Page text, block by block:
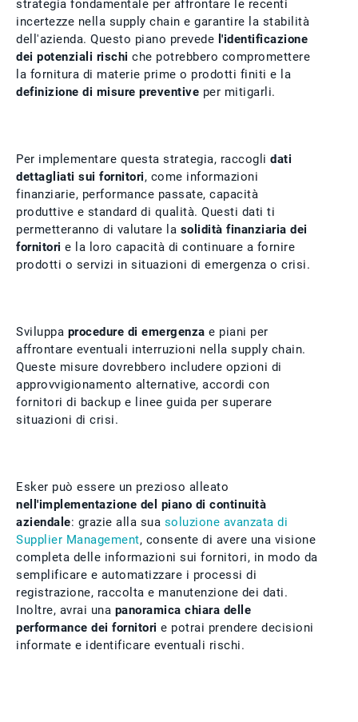
strategia fondamentale per affrontare le recenti
incertezze nella supply chain e garantire la stabilità
dell'azienda. Questo piano prevede l'identificazione
dei potenziali rischi che potrebbero compromettere
la fornitura di materie prime o prodotti finiti e la
definizione di misure preventive per mitigarli.
Per implementare questa strategia, raccogli dati
dettagliati sui fornitori, come informazioni
finanziarie, performance passate, capacità
produttive e standard di qualità. Questi dati ti
permetteranno di valutare la solidità finanziaria dei
fornitori e la loro capacità di continuare a fornire
prodotti o servizi in situazioni di emergenza o crisi.
Sviluppa procedure di emergenza e piani per
affrontare eventuali interruzioni nella supply chain.
Queste misure dovrebbero includere opzioni di
approvvigionamento alternative, accordi con
fornitori di backup e linee guida per superare
situazioni di crisi.
Esker può essere un prezioso alleato
nell'implementazione del piano di continuità
aziendale: grazie alla sua soluzione avanzata di
Supplier Management, consente di avere una visione
completa delle informazioni sui fornitori, in modo da
semplificare e automatizzare i processi di
registrazione, raccolta e manutenzione dei dati.
Inoltre, avrai una panoramica chiara delle
performance dei fornitori e potrai prendere decisioni
informate e identificare eventuali rischi.